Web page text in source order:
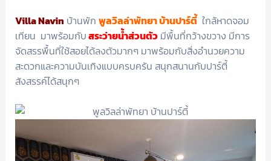
Villa Navin บ้านพัก พูลวิลล่าพัทยา บ้านปาร์ตี้ใกล้หาดจอม
เทียน มาพร้อมกับสระว่ายน้ำส่วนตัวมีพื้นที่กว้างขวาง มีการ
จัดสรรพื้นที่ใช้สอยได้ลงตัวมากๆ มาพร้อมกับสิ่งอำนวยความ
สะดวกและความบันเทิงแบบครบครัน สนุกสนานกับปาร์ตี้
สังสรรค์ได้สนุกๆ